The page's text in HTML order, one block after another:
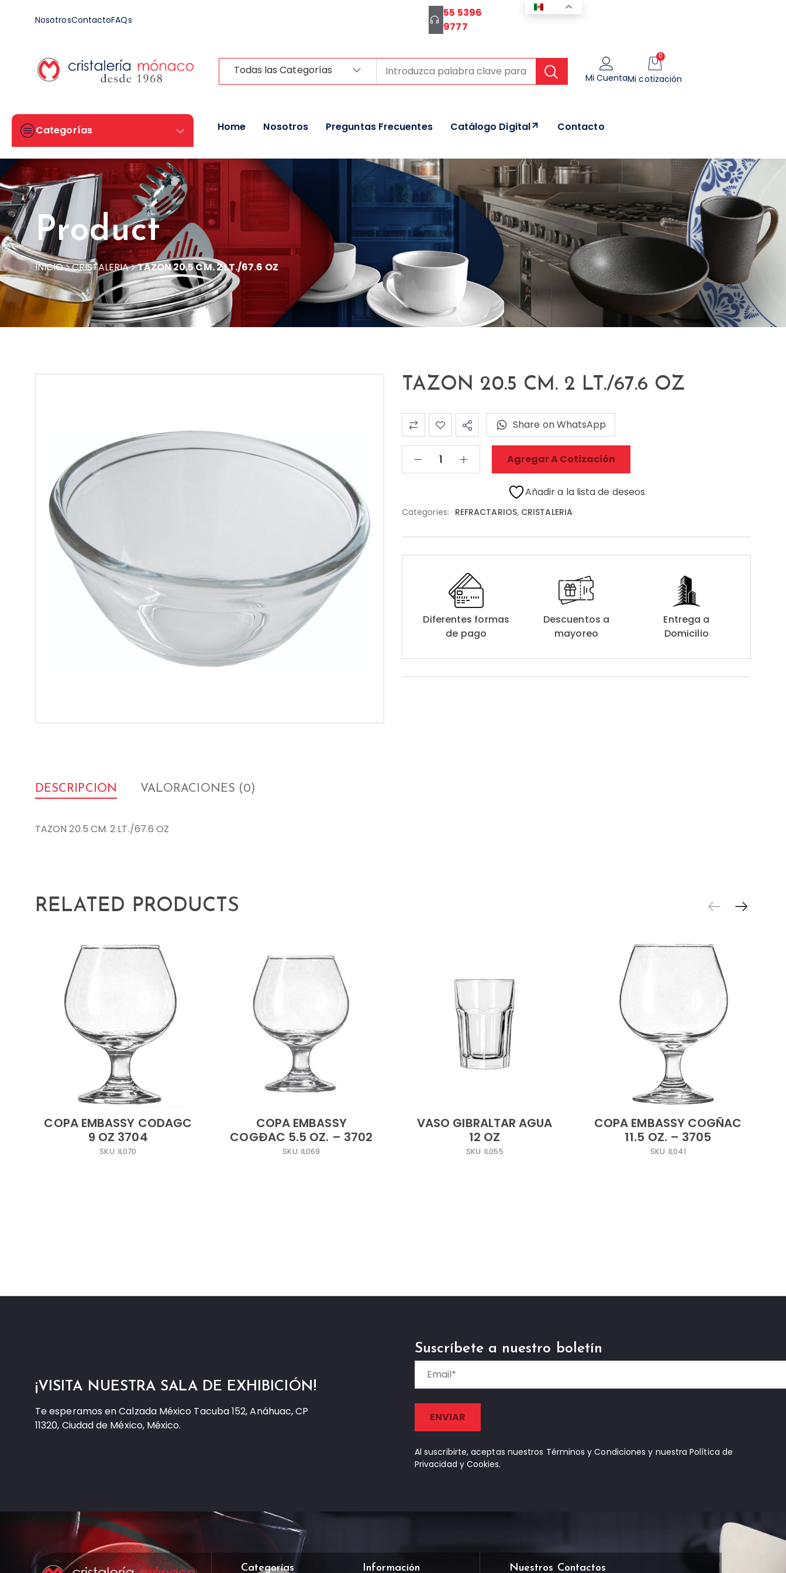
NosotrosContactoFAQs
55 5396
9777
Todas las Categorías
Mi Cuenta
0
Mi cotización
Categorías Home Nosotros Preguntas Frecuentes Catálogo Digital Contacto
Product
INICIO CRISTALERIA TAZON 20.5 CM. 2 LT./67.6 OZ
TAZON 20.5 CM. 2 LT./67.6 OZ
Agregar A Cotización
Share on WhatsApp
Añadir a la lista de deseos
Categories: REFRACTARIOS, CRISTALERIA
Diferentes formas
de pago
Descuentos a
mayoreo
Entrega a
Domicilio
DESCRIPCIÓN VALORACIONES (0)
TAZON 20.5 CM. 2 LT./67.6 OZ
RELATED PRODUCTS
COPA EMBASSY CODAGC
9 OZ 3704
SKU: IL070
COPA EMBASSY
COGÐAC 5.5 OZ. – 3702
SKU: IL069
VASO GIBRALTAR AGUA
12 OZ
SKU: IL055
COPA EMBASSY COGÑAC
11.5 OZ. – 3705
SKU: IL041
¡VISITA NUESTRA SALA DE EXHIBICIÓN!
Te esperamos en Calzada México Tacuba 152, Anáhuac, CP
11320, Ciudad de México, México.
Suscríbete a nuestro boletín
Al suscribirte, aceptas nuestros Términos y Condiciones y nuestra Política de
Privacidad y Cookies.
Categorías Información Nuestros Contactos